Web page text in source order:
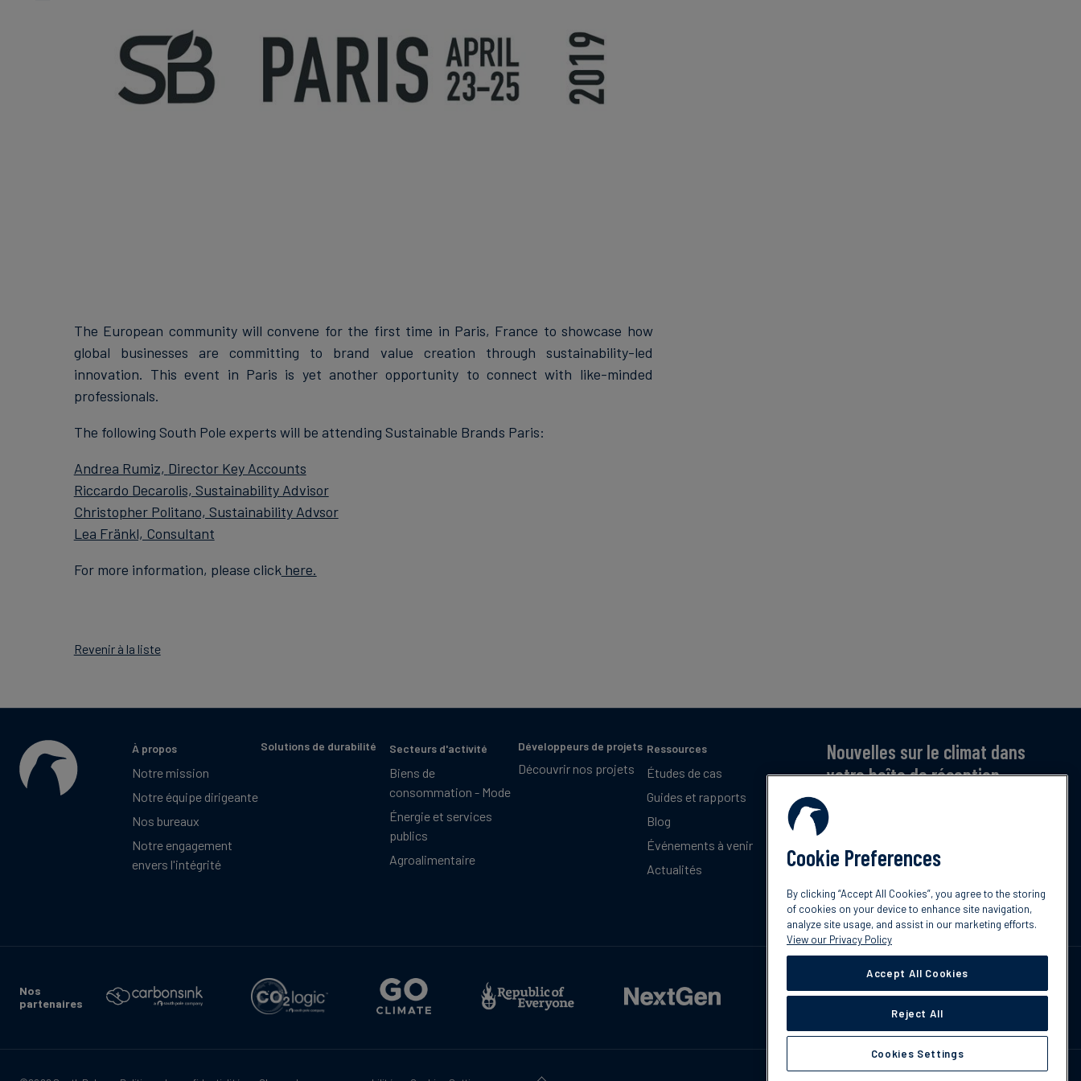
The European community will convene for the first time in Paris, France to showcase how
global businesses are committing to brand value creation through sustainability-led
innovation. This event in Paris is yet another opportunity to connect with like-minded
professionals.
The following South Pole experts will be attending Sustainable Brands Paris:
Andrea Rumiz, Director Key Accounts
Riccardo Decarolis, Sustainability Advisor
Christopher Politano, Sustainability Advsor
Lea Fränkl, Consultant
For more information, please clickhere.
Revenir à la liste
À propos
Notre mission
Notre équipe dirigeante
Nos bureaux
Notre engagement
envers l'intégrité
Solutions de durabilité Secteurs d'activité
Biens de
consommation - Mode
Énergie et services
publics
Agroalimentaire
Développeurs de projets
Découvrir nos projets
Ressources
Études de cas
Guides et rapports
Blog
Événements à venir
Actualités
Nouvelles sur le climat dans
votre boîte de réception
Inscrivez-vous pour recevoir notre bulletin
mensuel gratuit sur les dernières tendances,
Abonnez-vous
Nos
partenaires
Cookie Preferences
By clicking “Accept All Cookies”, you agree to the storing
of cookies on your device to enhance site navigation,
analyze site usage, and assist in our marketing efforts.
View our Privacy Policy
Accept All Cookies
Reject All
Cookies Settings